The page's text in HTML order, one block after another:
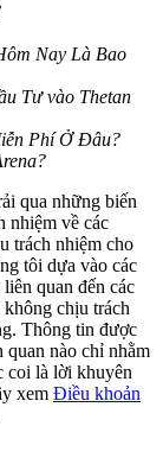
dịch, v.v.
Nay Là Bao
Tư vào Thetan
Phí Ở Đâu?
qua những biến
nhiệm về các
trách nhiệm cho
tôi dựa vào các
quan đến các
chịu trách
Thông tin được
quan nào chỉ nhằm
coi là lời khuyên
xem Điều khoản